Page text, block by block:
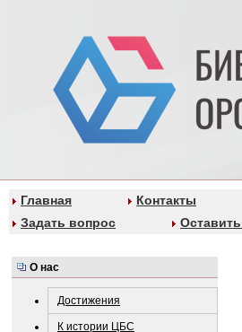
Главная Контакты
Задать вопрос
О нас
Достижения
К истории ЦБС